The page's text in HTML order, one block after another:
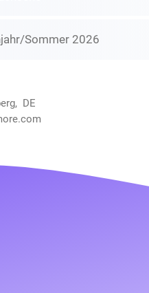
Sommer 2026
DE